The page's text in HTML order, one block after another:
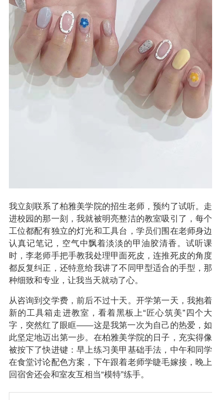
我立刻联系了柏雅美学院的招生老师，预约了试听。走
进校园的那一刻，我就被明亮整洁的教室吸引了，每个
工位都配有独立的灯光和工具台，学员们围在老师身边
认真记笔记，空气中飘着淡淡的甲油胶清香。试听课
时，李老师手把手教我处理甲面死皮，连推死皮的角度
都反复纠正，还特意给我讲了不同甲型适合的手型，那
种细致和专业，让我当天就动了心。
从咨询到交学费，前后不过十天。开学第一天，我抱着
新的工具箱走进教室，看着黑板上“匠心筑美”四个大
字，突然红了眼眶——这是我第一次为自己的热爱，如
此坚定地迈出第一步。在柏雅美学院的日子，充实得像
被按下了快进键：早上练习美甲基础手法，中午和同学
在食堂讨论配色方案，下午跟着老师学睫毛嫁接，晚上
回宿舍还会和室友互相当“模特”练手。